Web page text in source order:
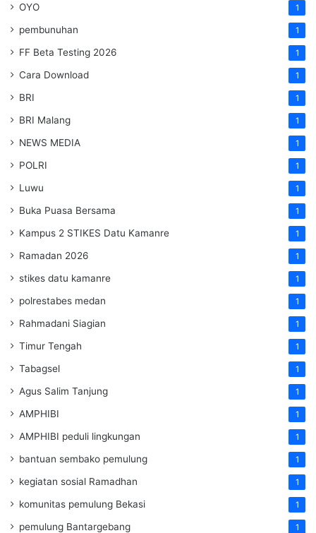
OYO 1
pembunuhan 1
FF Beta Testing 2026 1
Cara Download 1
BRI 1
BRI Malang 1
NEWS MEDIA 1
POLRI 1
Luwu 1
Buka Puasa Bersama 1
Kampus 2 STIKES Datu Kamanre 1
Ramadan 2026 1
stikes datu kamanre 1
polrestabes medan 1
Rahmadani Siagian 1
Timur Tengah 1
Tabagsel 1
Agus Salim Tanjung 1
AMPHIBI 1
AMPHIBI peduli lingkungan 1
bantuan sembako pemulung 1
kegiatan sosial Ramadhan 1
komunitas pemulung Bekasi 1
pemulung Bantargebang 1